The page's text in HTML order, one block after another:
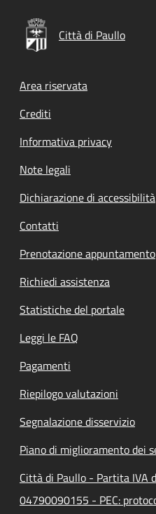
Città di Paullo
Footer menu
Area riservata
Crediti
Informativa privacy
Note legali
Dichiarazione di accessibilità
Contatti
Prenotazione appuntamento
Richiedi assistenza
Statistiche del portale
Leggi le FAQ
Pagamenti
Riepilogo valutazioni
Segnalazione disservizio
Piano di miglioramento dei
Città di Paullo - Partita IVA
04790090155 - PEC: